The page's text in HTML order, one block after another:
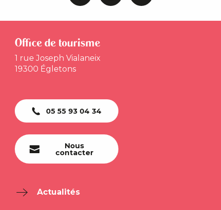
Office de tourisme
1 rue Joseph Vialaneix
19300 Égletons
05 55 93 04 34
Nous
contacter
Actualités